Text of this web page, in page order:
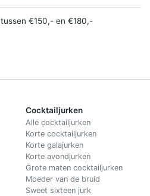
tussen €150,- en €180,-
Cocktailjurken
Alle cocktailjurken
Korte cocktailjurken
Korte galajurken
Korte avondjurken
Grote maten cocktailjurken
Moeder van de bruid
Sweet sixteen jurk